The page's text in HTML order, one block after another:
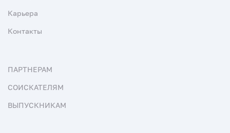
Карьера
Контакты
ПАРТНЕРАМ
СОИСКАТЕЛЯМ
ВЫПУСКНИКАМ